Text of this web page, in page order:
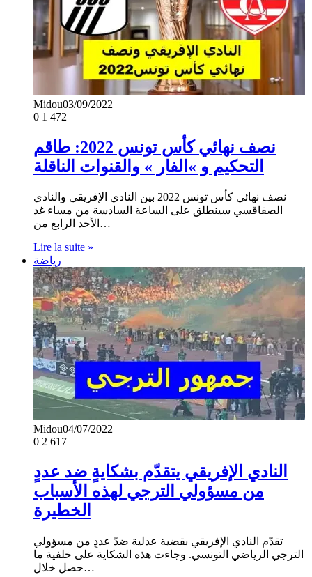
Midou03/09/2022
0 1 472
نصف نهائي كأس تونس 2022: طاقم
التحكيم و »الفار » والقنوات الناقلة
نصف نهائي كأس تونس 2022 بين النادي الإفريقي والنادي
الصفاقسي سينطلق على الساعة السادسة من مساء غد
الأحد الرابع من…
Lire la suite »
رياضة
Midou04/07/2022
0 2 617
النادي الإفريقي يتقدّم بشكايةٍ ضد عددٍ
من مسؤولي الترجي لهذه الأسباب
الخطيرة
تقدّم النادي الإفريقي بقضية عدلية ضدّ عددٍ من مسؤولي
الترجي الرياضي التونسي. وجاءت هذه الشكاية على خلفية ما
حصل خلال…